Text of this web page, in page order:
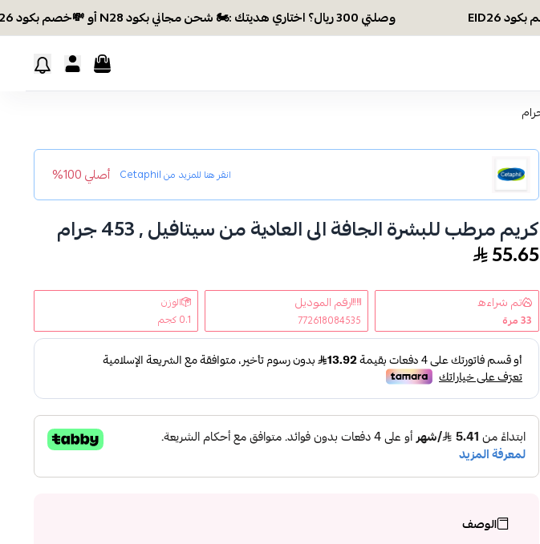
وصلتي 300 ريال؟ اختاري هديتك :🏍 شحن مجاني بكود N28 أو 💸خصم بكود EID26
انقر هنا للمزيد منCetaphil أصلي 100%
كريم مرطب للبشرة الجافة الى العادية من سيتافيل , 453 جرام
55.65
تم شراءه
33مرة
رقم الموديل
772618084535
الوزن
0.1 كجم
الوصف